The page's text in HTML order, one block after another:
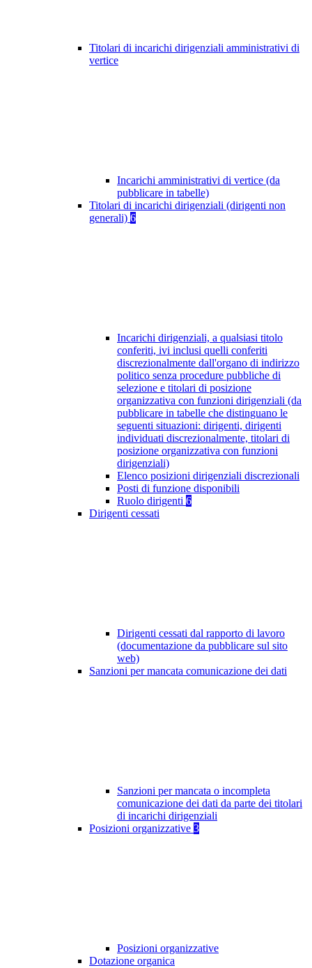
Titolari di incarichi dirigenziali amministrativi di
vertice
Incarichi amministrativi di vertice (da
pubblicare in tabelle)
Titolari di incarichi dirigenziali (dirigenti non
generali) 6
Incarichi dirigenziali, a qualsiasi titolo
conferiti, ivi inclusi quelli conferiti
discrezionalmente dall'organo di indirizzo
politico senza procedure pubbliche di
selezione e titolari di posizione
organizzativa con funzioni dirigenziali (da
pubblicare in tabelle che distinguano le
seguenti situazioni: dirigenti, dirigenti
individuati discrezionalmente, titolari di
posizione organizzativa con funzioni
dirigenziali)
Elenco posizioni dirigenziali discrezionali
Posti di funzione disponibili
Ruolo dirigenti 6
Dirigenti cessati
Dirigenti cessati dal rapporto di lavoro
(documentazione da pubblicare sul sito
web)
Sanzioni per mancata comunicazione dei dati
Sanzioni per mancata o incompleta
comunicazione dei dati da parte dei titolari
di incarichi dirigenziali
Posizioni organizzative 3
Posizioni organizzative
Dotazione organica